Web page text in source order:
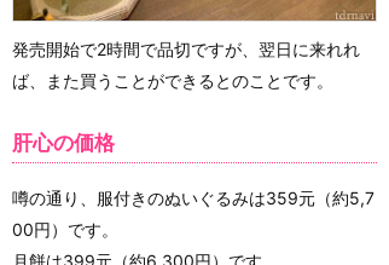
発売開始で2時間で品切ですが、翌日に来れれ
ば、また買うことができるとのことです。
肝心の価格
噂の通り、服付きのぬいぐるみは359元（約5,7
00円）です。